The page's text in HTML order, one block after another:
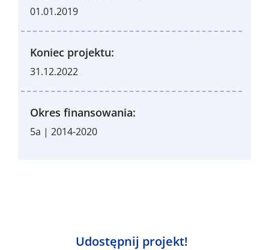
01.01.2019
Koniec projektu:
31.12.2022
Okres finansowania:
5a | 2014-2020
Udostępnij projekt!